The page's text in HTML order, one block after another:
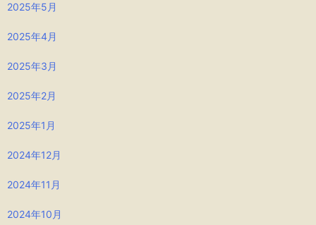
2025年5月
2025年4月
2025年3月
2025年2月
2025年1月
2024年12月
2024年11月
2024年10月